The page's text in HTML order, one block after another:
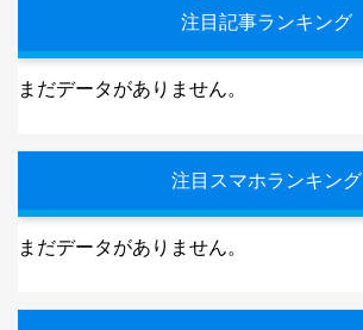
注目記事ランキング
まだデータがありません。
注目スマホランキング
まだデータがありません。